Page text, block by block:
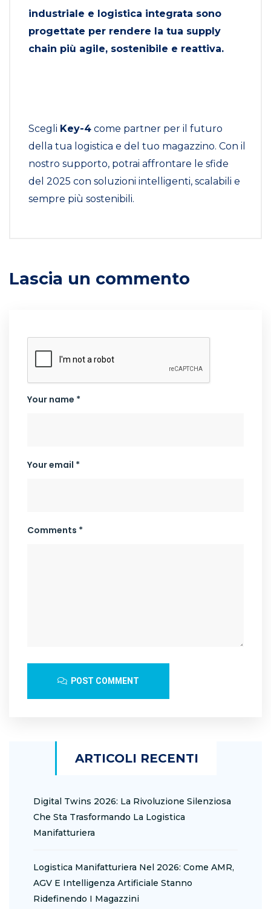
industriale e logistica integrata sono
progettate per rendere la tua supply
chain più agile, sostenibile e reattiva.
Scegli Key-4 come partner per il futuro
della tua logistica e del tuo magazzino. Con il
nostro supporto, potrai affrontare le sfide
del 2025 con soluzioni intelligenti, scalabili e
sempre più sostenibili.
Lascia un commento
Your name *
Your email *
Comments *
POST COMMENT
ARTICOLI RECENTI
Digital Twins 2026: La Rivoluzione Silenziosa
Che Sta Trasformando La Logistica
Manifatturiera
Logistica Manifatturiera Nel 2026: Come AMR,
AGV E Intelligenza Artificiale Stanno
Ridefinendo I Magazzini